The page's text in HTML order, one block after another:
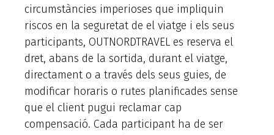
circumstàncies imperioses que impliquin
riscos en la seguretat de el viatge i els seus
participants, OUTNORDTRAVEL es reserva el
dret, abans de la sortida, durant el viatge,
directament o a través dels seus guies, de
modificar horaris o rutes planificades sense
que el client pugui reclamar cap
compensació. Cada participant ha de ser